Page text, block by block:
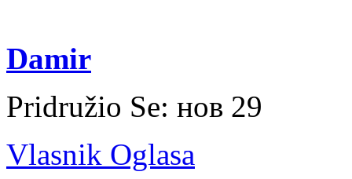
Damir
Pridružio Se: нов 29
Vlasnik Oglasa